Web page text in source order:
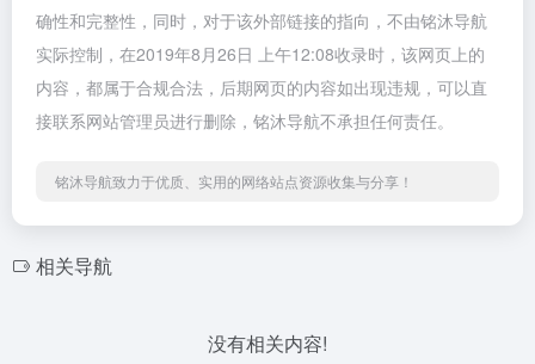
确性和完整性，同时，对于该外部链接的指向，不由铭沐导航
实际控制，在2019年8月26日 上午12:08收录时，该网页上的
内容，都属于合规合法，后期网页的内容如出现违规，可以直
接联系网站管理员进行删除，铭沐导航不承担任何责任。
铭沐导航致力于优质、实用的网络站点资源收集与分享！
相关导航
没有相关内容!